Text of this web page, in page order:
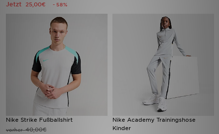
Jetzt 25,00€ - 58%
Nike Strike Fußballshirt
vorher40,00€
Nike Academy Trainingshose
Kinder